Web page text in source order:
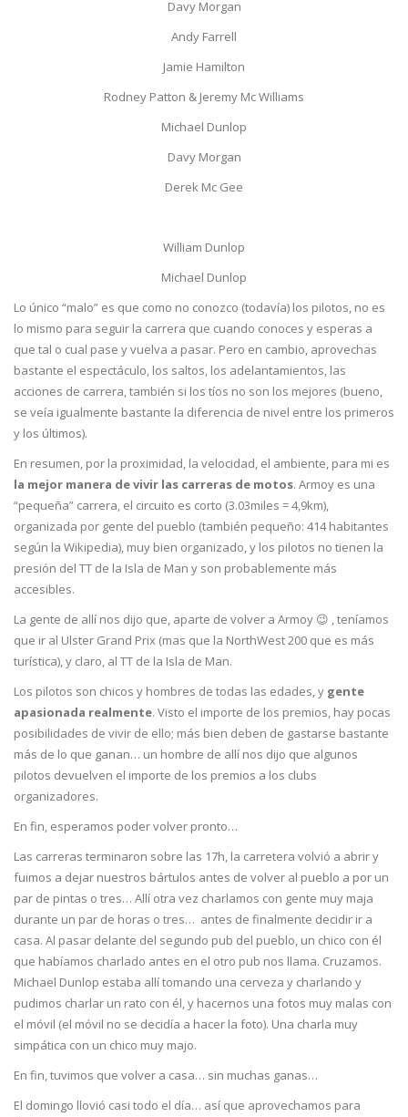
Davy Morgan
Andy Farrell
Jamie Hamilton
Rodney Patton & Jeremy Mc Williams
Michael Dunlop
Davy Morgan
Derek Mc Gee
William Dunlop
Michael Dunlop
Lo único “malo” es que como no conozco (todavía) los pilotos, no es
lo mismo para seguir la carrera que cuando conoces y esperas a
que tal o cual pase y vuelva a pasar. Pero en cambio, aprovechas
bastante el espectáculo, los saltos, los adelantamientos, las
acciones de carrera, también si los tíos no son los mejores (bueno,
se veía igualmente bastante la diferencia de nivel entre los primeros
y los últimos).
En resumen, por la proximidad, la velocidad, el ambiente, para mi es
la mejor manera de vivir las carreras de motos. Armoy es una
“pequeña” carrera, el circuito es corto (3.03miles = 4,9km),
organizada por gente del pueblo (también pequeño: 414 habitantes
según la Wikipedia), muy bien organizado, y los pilotos no tienen la
presión del TT de la Isla de Man y son probablemente más
accesibles.
La gente de allí nos dijo que, aparte de volver a Armoy 😉 , teníamos
que ir al Ulster Grand Prix (mas que la NorthWest 200 que es más
turística), y claro, al TT de la Isla de Man.
Los pilotos son chicos y hombres de todas las edades, y gente
apasionada realmente. Visto el importe de los premios, hay pocas
posibilidades de vivir de ello; más bien deben de gastarse bastante
más de lo que ganan… un hombre de allí nos dijo que algunos
pilotos devuelven el importe de los premios a los clubs
organizadores.
En fin, esperamos poder volver pronto…
Las carreras terminaron sobre las 17h, la carretera volvió a abrir y
fuimos a dejar nuestros bártulos antes de volver al pueblo a por un
par de pintas o tres… Allí otra vez charlamos con gente muy maja
durante un par de horas o tres… antes de finalmente decidir ir a
casa. Al pasar delante del segundo pub del pueblo, un chico con él
que habíamos charlado antes en el otro pub nos llama. Cruzamos.
Michael Dunlop estaba allí tomando una cerveza y charlando y
pudimos charlar un rato con él, y hacernos una fotos muy malas con
el móvil (el móvil no se decidía a hacer la foto). Una charla muy
simpática con un chico muy majo.
En fin, tuvimos que volver a casa… sin muchas ganas…
El domingo llovió casi todo el día… así que aprovechamos para